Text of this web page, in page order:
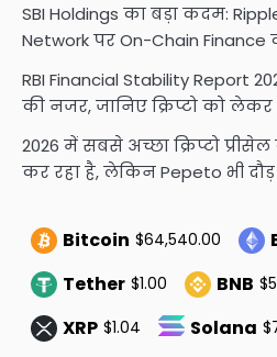
SBI Holdings का बड़ा कदम:
Network पर On-Chain Finance
RBI Financial Stability Report
की नजर, जानिए क्रिप्टो को लेकर
2026 में सबसे अच्छा क्रिप्टो प्रीसेल
कर रहा है, लेकिन Pepeto भी
Bitcoin $64,540.00
Tether $1.00 BNB
XRP $1.04 Solana